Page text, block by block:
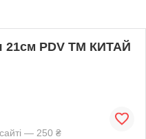
21см PDV ТМ КИТАЙ
— 250 ₴